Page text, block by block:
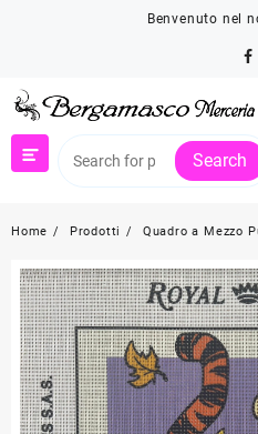
Benvenuto nel
Search
Home Prodotti Quadro a Mezzo